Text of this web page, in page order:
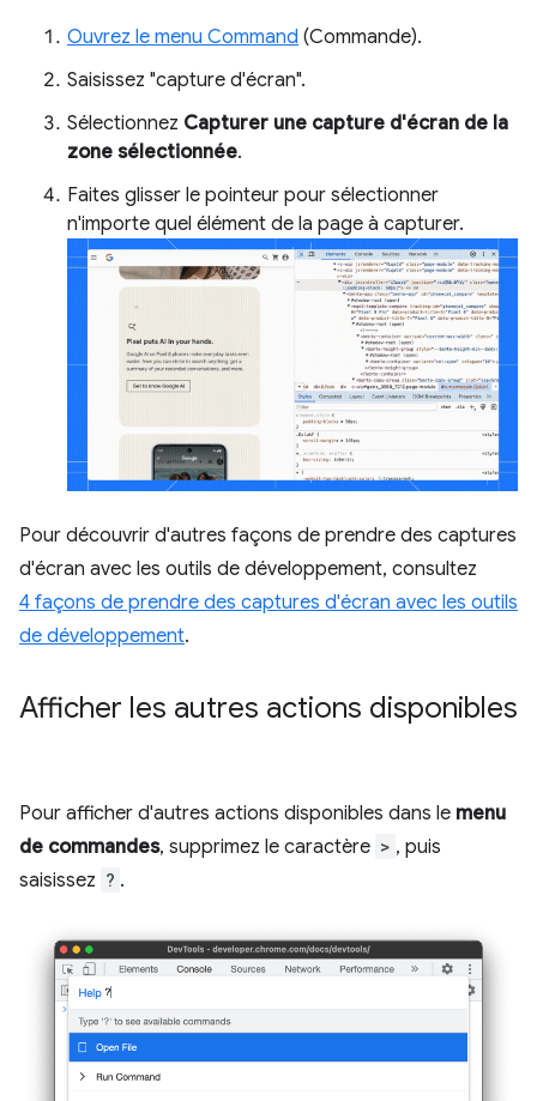
Ouvrez le menu Command (Commande).
Saisissez "capture d'écran".
Sélectionnez Capturer une capture d'écran de la
zone sélectionnée.
Faites glisser le pointeur pour sélectionner
n'importe quel élément de la page à capturer.
Pour découvrir d'autres façons de prendre des captures
d'écran avec les outils de développement, consultez
4 façons de prendre des captures d'écran avec les outils
de développement.
Afficher les autres actions disponibles
Pour afficher d'autres actions disponibles dans le menu
de commandes, supprimez le caractère > , puis
saisissez ? .